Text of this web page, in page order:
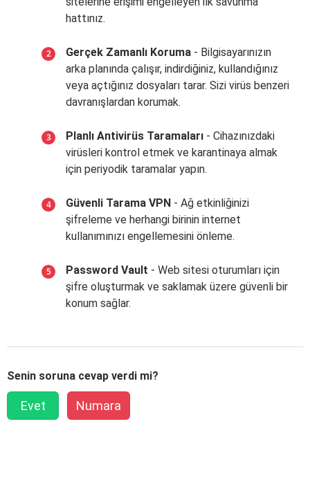
hattınız.
Gerçek Zamanlı Koruma - Bilgisayarınızın
arka planında çalışır, indirdiğiniz, kullandığınız
veya açtığınız dosyaları tarar. Sizi virüs benzeri
davranışlardan korumak.
Planlı Antivirüs Taramaları - Cihazınızdaki
virüsleri kontrol etmek ve karantinaya almak
için periyodik taramalar yapın.
Güvenli Tarama VPN - Ağ etkinliğinizi
şifreleme ve herhangi birinin internet
kullanımınızı engellemesini önleme.
Password Vault - Web sitesi oturumları için
şifre oluşturmak ve saklamak üzere güvenli bir
konum sağlar.
Senin soruna cevap verdi mi?
Evet Numara